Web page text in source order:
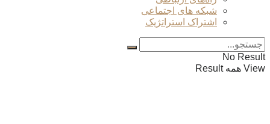
شبکه های اجتماعی
اشتراک استراتژیک
No Result
View همه Result